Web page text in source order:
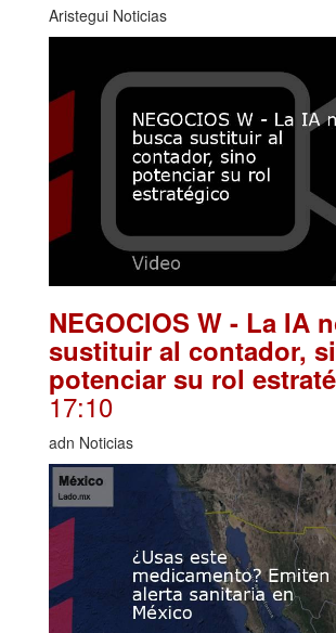
Aristegui Noticias
NEGOCIOS W - La IA
sustituir al contador,
potenciar su rol
17:10
adn Noticias